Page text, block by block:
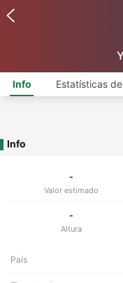
Info Estatísticas
Info
-
Valor estimado
-
Altura
País